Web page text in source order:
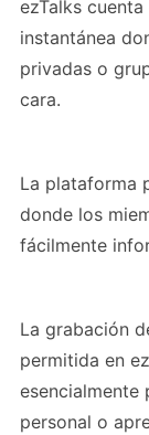
ezTalks
instantánea
privadas o
cara.
La plataforma
donde los
fácilmente
La grabación
permitida en
esencialmente
personal o